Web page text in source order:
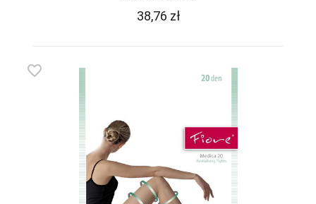
GATTA
GORSENIA
GORTEKS
GRACYA
38,76 zł
favorite_border